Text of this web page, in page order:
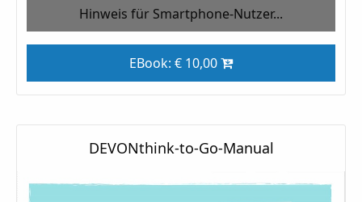
Hinweis für Smartphone-Nutzer...
EBook: € 10,00
DEVONthink-to-Go-Manual